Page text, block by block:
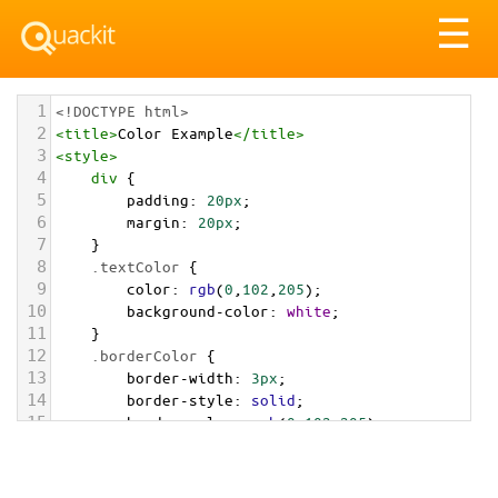
☰
1 <!DOCTYPE html>
2 <title>Color Example</title>
3 <style>
4 div {
5 padding: 20px;
6 margin: 20px;
7 }
8 .textColor {
9 color: rgb(0 102 205);
10 background-color: white;
11 }
12 .borderColor {
13 border-width: 3px;
14 border-style: solid;
15 border-color: rgb(0,102,205);